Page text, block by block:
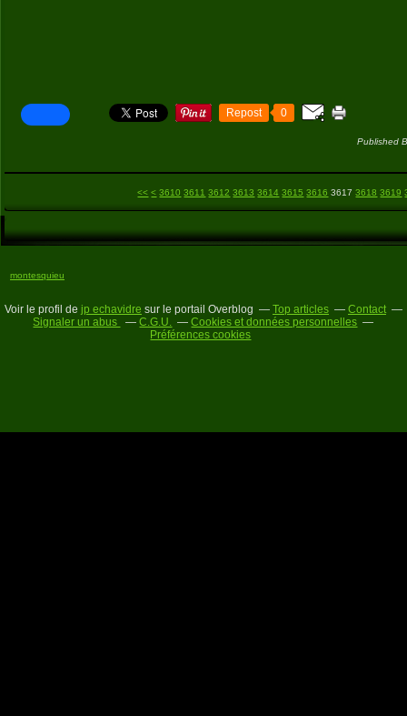
Repost 0
Published
<< < 3600
3610 3611 3612 3613 3614 3615 3616 3617 3618 3619
montesquieu
Voir le profil de jp echavidre sur le portail Overblog Top articles
Contact
Signaler un abus
C.G.U.
Cookies et données personnelles
Préférences cookies